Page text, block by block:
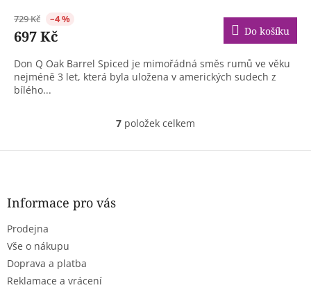
729 Kč –4 %
697 Kč Do košíku
Don Q Oak Barrel Spiced je mimořádná směs rumů ve věku
nejméně 3 let, která byla uložena v amerických sudech z
bílého...
O
l
7 položek celkem
Z
Informace pro vás
Prodejna
Vše o nákupu
Doprava a platba
Reklamace a vrácení